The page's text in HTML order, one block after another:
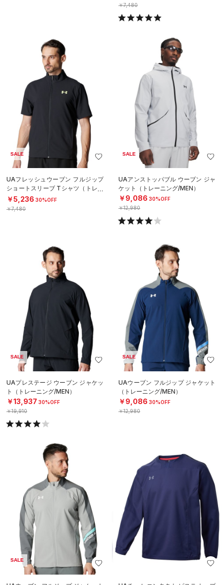
￥7,480
SALE
UAフレッシュウーブン フルジップ
ショートスリーブ Tシャツ（トレー
ニング/MEN）
￥5,236 30%OFF
￥7,480
SALE
UAアンストッパブル ウーブン ジャ
ケット（トレーニング/MEN）
￥9,086 30%OFF
￥12,980
SALE
UAプレステージ ウーブン ジャケッ
ト（トレーニング/MEN）
￥13,937 30%OFF
￥19,910
SALE
UAウーブン フルジップ ジャケット
（トレーニング/MEN）
￥9,086 30%OFF
￥12,980
SALE